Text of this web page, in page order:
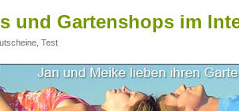
und Gartenshops im
Test